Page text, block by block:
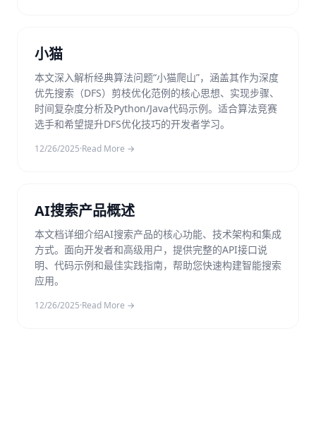
小猫
本文深入解析经典算法问题“小猫爬山”，涵盖其作为深度
优先搜索（DFS）剪枝优化范例的核心思想、实现步骤、
时间复杂度分析及Python/Java代码示例。适合算法竞赛
选手和希望提升DFS优化技巧的开发者学习。
12/26/2025·Read More →
AI搜索产品概述
本文档详细介绍AI搜索产品的核心功能、技术架构和集成
方式。面向开发者和高级用户，提供完整的API接口说
明、代码示例和最佳实践指南，帮助您快速构建智能搜索
应用。
12/26/2025·Read More →